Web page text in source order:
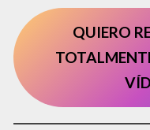
QUIERO